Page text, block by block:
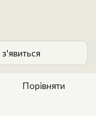
Порівняти